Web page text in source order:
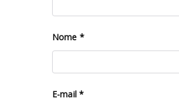
Nome *
E-mail*